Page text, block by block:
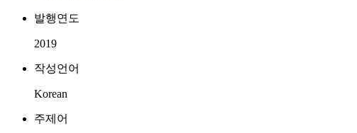
발행연도
2019
작성언어
Korean
주제어